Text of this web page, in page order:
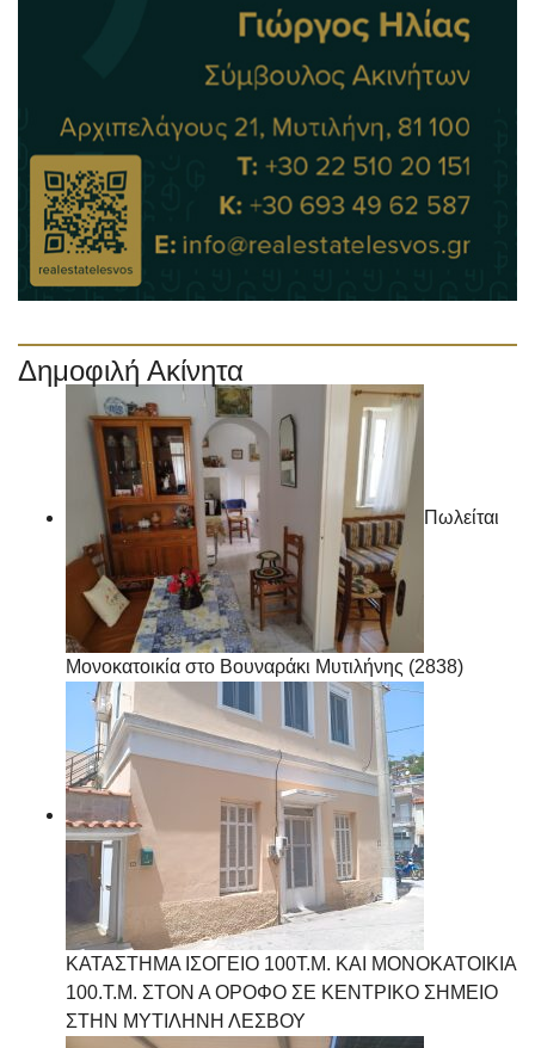
Δημοφιλή Ακίνητα
Πωλείται
Μονοκατοικία στο Βουναράκι Μυτιλήνης (2838)
ΚΑΤΑΣΤΗΜΑ ΙΣΟΓΕΙΟ 100Τ.Μ. ΚΑΙ ΜΟΝΟΚΑΤΟΙΚΙΑ
100.Τ.Μ. ΣΤΟΝ Α ΟΡΟΦΟ ΣΕ ΚΕΝΤΡΙΚΟ ΣΗΜΕΙΟ
ΣΤΗΝ ΜΥΤΙΛΗΝΗ ΛΕΣΒΟΥ